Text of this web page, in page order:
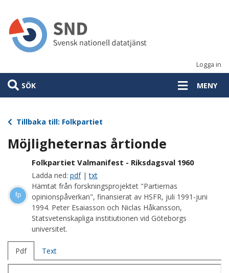
huvudinnehåll
Logga in
SÖK MENY
Tillbaka till: Folkpartiet
Möjligheternas årtionde
fp
Folkpartiet Valmanifest - Riksdagsval 1960
Ladda ned: pdf|txt
Hämtat från forskningsprojektet "Partiernas
opinionspåverkan", finansierat av HSFR, juli 1991-juni
1994. Peter Esaiasson och Niclas Håkansson,
Statsvetenskapliga institiutionen vid Göteborgs
universitet.
Pdf Text